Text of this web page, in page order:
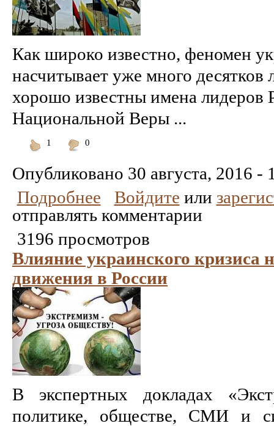
Как широко известно, феномен
насчитывает уже много десятков
хорошо известны имена лидеров
Национальной Веры ...
1
0
Опубликовано 30 августа, 2016 -
Подробнее
Войдите или
отправлять комментарии
3196 просмотров
Влияние украинского кризиса
движения в России
В экспертных докладах
политике, обществе, СМИ и